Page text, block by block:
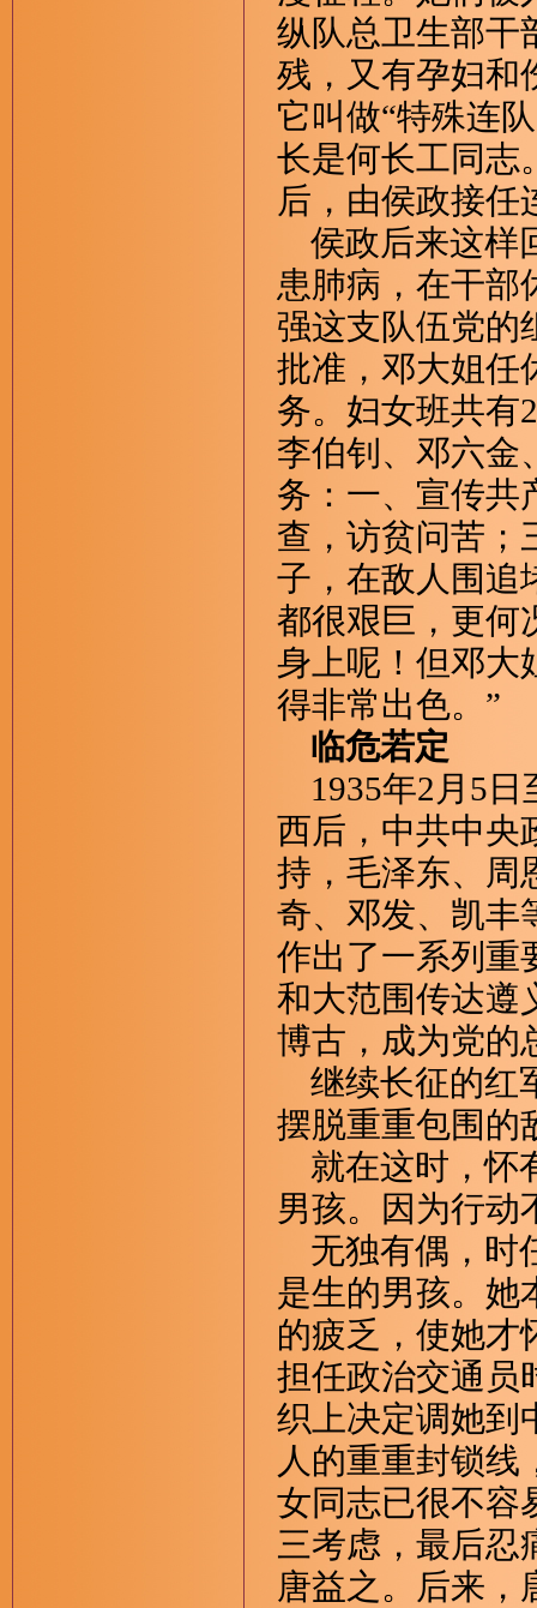
纵队总卫生部干
残，又有孕妇和
它叫做“特殊连
长是何长工同志
后，由侯政接任
侯政后来这样
患肺病，在干部
强这支队伍党的
批准，邓大姐任
务。妇女班共有
李伯钊、邓六金
务：一、宣传共
查，访贫问苦；
子，在敌人围追
都很艰巨，更何
身上呢！但邓大
得非常出色。”
临危若定
1935年2月5日
西后，中共中央
持，毛泽东、周
奇、邓发、凯丰
作出了一系列重
和大范围传达遵
博古，成为党的
继续长征的红
摆脱重重包围的
就在这时，怀
男孩。因为行动
无独有偶，时
是生的男孩。她
的疲乏，使她才
担任政治交通员
织上决定调她到
人的重重封锁
女同志已很不容
三考虑，最后忍
唐益之。后来，